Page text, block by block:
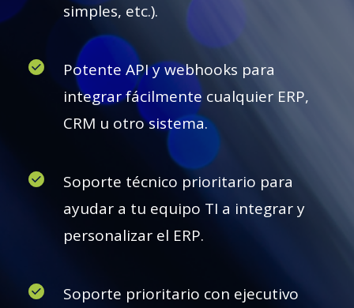
simples, etc.).
Potente API y webhooks para
integrar fácilmente cualquier ERP,
CRM u otro sistema.
Soporte técnico prioritario para
ayudar a tu equipo TI a integrar y
personalizar el ERP.
Soporte prioritario con ejecutivo